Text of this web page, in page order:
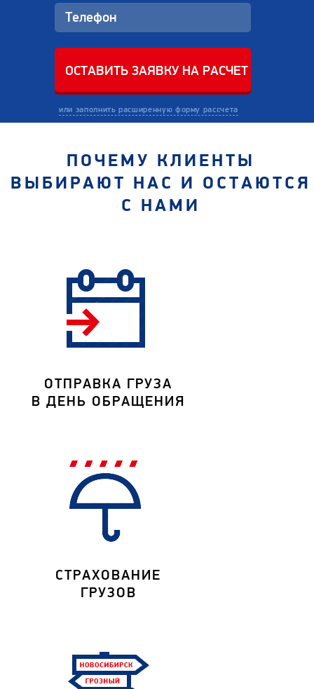
или заполнить расширенную форму рассчета
ПОЧЕМУ КЛИЕНТЫ
ВЫБИРАЮТ НАС И ОСТАЮТСЯ
С НАМИ
ОТПРАВКА ГРУЗА
В ДЕНЬ ОБРАЩЕНИЯ
СТРАХОВАНИЕ
ГРУЗОВ